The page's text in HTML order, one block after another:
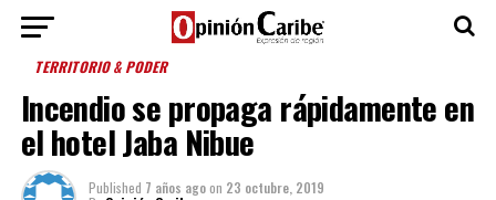
TERRITORIO & PODER
Incendio se propaga rápidamente en
el hotel Jaba Nibue
Published 7 años agoon 23 octubre, 2019